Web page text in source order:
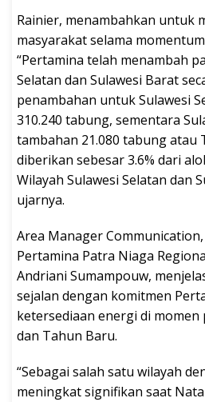
Rainier, menambahkan untuk
masyarakat selama
“Pertamina telah menambah
Selatan dan Sulawesi Barat
penambahan untuk Sulawesi
310.240 tabung, sementara
tambahan 21.080 tabung atau
diberikan sebesar 3.6% dari
Wilayah Sulawesi Selatan dan
ujarnya.
Area Manager Communication,
Pertamina Patra Niaga
Andriani Sumampouw,
sejalan dengan komitmen
ketersediaan energi di
dan Tahun Baru.
“Sebagai salah satu wilayah
meningkat signifikan saat